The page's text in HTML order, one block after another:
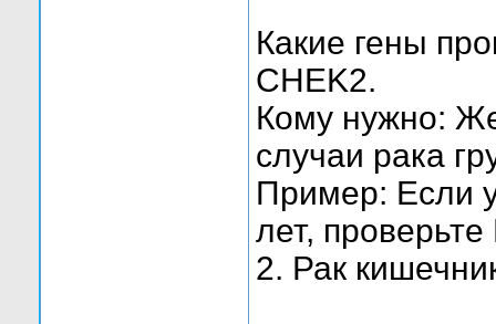
Какие гены
CHEK2.
Кому нужно:
случаи рака
Пример: Если
лет,
2. Рак